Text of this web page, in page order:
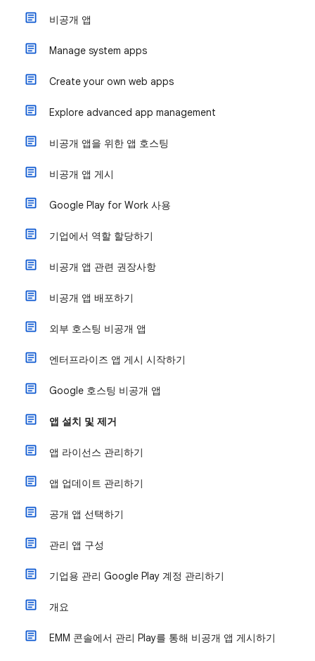
비공개 앱
Manage system apps
Create your own web apps
Explore advanced app management
비공개 앱을 위한 앱 호스팅
비공개 앱 게시
Google Play for Work 사용
기업에서 역할 할당하기
비공개 앱 관련 권장사항
비공개 앱 배포하기
외부 호스팅 비공개 앱
엔터프라이즈 앱 게시 시작하기
Google 호스팅 비공개 앱
앱 설치 및 제거
앱 라이선스 관리하기
앱 업데이트 관리하기
공개 앱 선택하기
관리 앱 구성
기업용 관리 Google Play 계정 관리하기
개요
EMM 콘솔에서 관리 Play를 통해 비공개 앱 게시하기